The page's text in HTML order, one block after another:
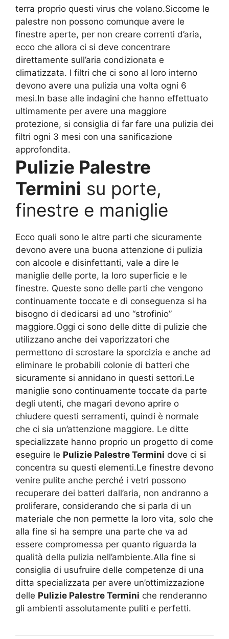
terra proprio questi virus che volano.Siccome le
palestre non possono comunque avere le
finestre aperte, per non creare correnti d’aria,
ecco che allora ci si deve concentrare
direttamente sull’aria condizionata e
climatizzata. I filtri che ci sono al loro interno
devono avere una pulizia una volta ogni 6
mesi.In base alle indagini che hanno effettuato
ultimamente per avere una maggiore
protezione, si consiglia di far fare una pulizia dei
filtri ogni 3 mesi con una sanificazione
approfondita.
Pulizie Palestre
Termini su porte,
finestre e maniglie
Ecco quali sono le altre parti che sicuramente
devono avere una buona attenzione di pulizia
con alcoole e disinfettanti, vale a dire le
maniglie delle porte, la loro superficie e le
finestre. Queste sono delle parti che vengono
continuamente toccate e di conseguenza si ha
bisogno di dedicarsi ad uno “strofinio”
maggiore.Oggi ci sono delle ditte di pulizie che
utilizzano anche dei vaporizzatori che
permettono di scrostare la sporcizia e anche ad
eliminare le probabili colonie di batteri che
sicuramente si annidano in questi settori.Le
maniglie sono continuamente toccate da parte
degli utenti, che magari devono aprire o
chiudere questi serramenti, quindi è normale
che ci sia un’attenzione maggiore. Le ditte
specializzate hanno proprio un progetto di come
eseguire le Pulizie Palestre Termini dove ci si
concentra su questi elementi.Le finestre devono
venire pulite anche perché i vetri possono
recuperare dei batteri dall’aria, non andranno a
proliferare, considerando che si parla di un
materiale che non permette la loro vita, solo che
alla fine si ha sempre una parte che va ad
essere compromessa per quanto riguarda la
qualità della pulizia nell’ambiente.Alla fine si
consiglia di usufruire delle competenze di una
ditta specializzata per avere un’ottimizzazione
delle Pulizie Palestre Termini che renderanno
gli ambienti assolutamente puliti e perfetti.